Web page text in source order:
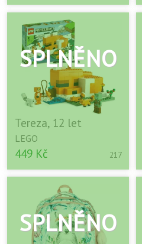
Tereza, 12 let
LEGO
449 Kč 217